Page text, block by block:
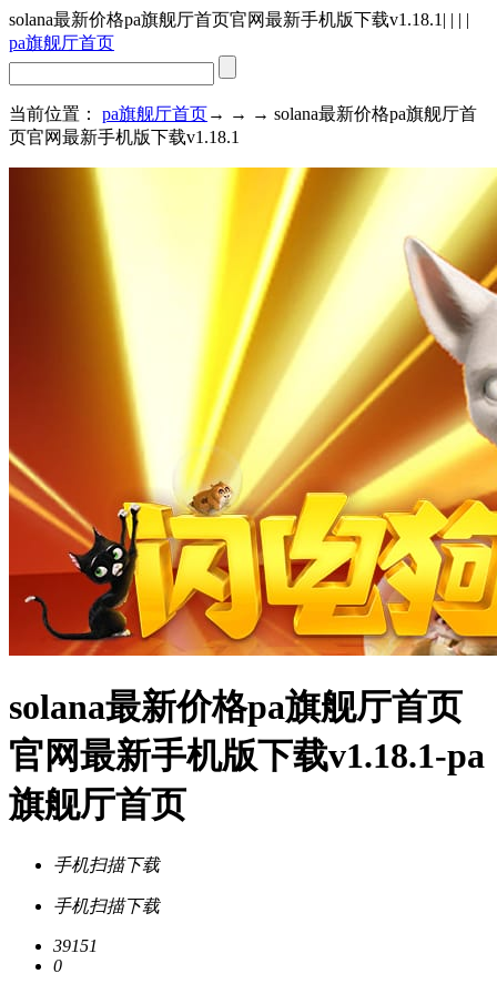
solana最新价格pa旗舰厅首页官网最新手机版下载v1.18.1 | | | |
pa旗舰厅首页
当前位置： pa旗舰厅首页→ → → solana最新价格pa旗舰厅首
页官网最新手机版下载v1.18.1
solana最新价格pa旗舰厅首页
官网最新手机版下载v1.18.1-pa
旗舰厅首页
手机扫描下载
手机扫描下载
39151
0